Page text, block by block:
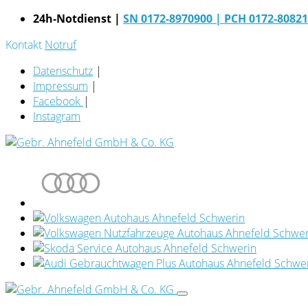
24h-Notdienst | SN 0172-8970900 | PCH 0172-
Kontakt Notruf
Datenschutz |
Impressum |
Facebook |
Instagram